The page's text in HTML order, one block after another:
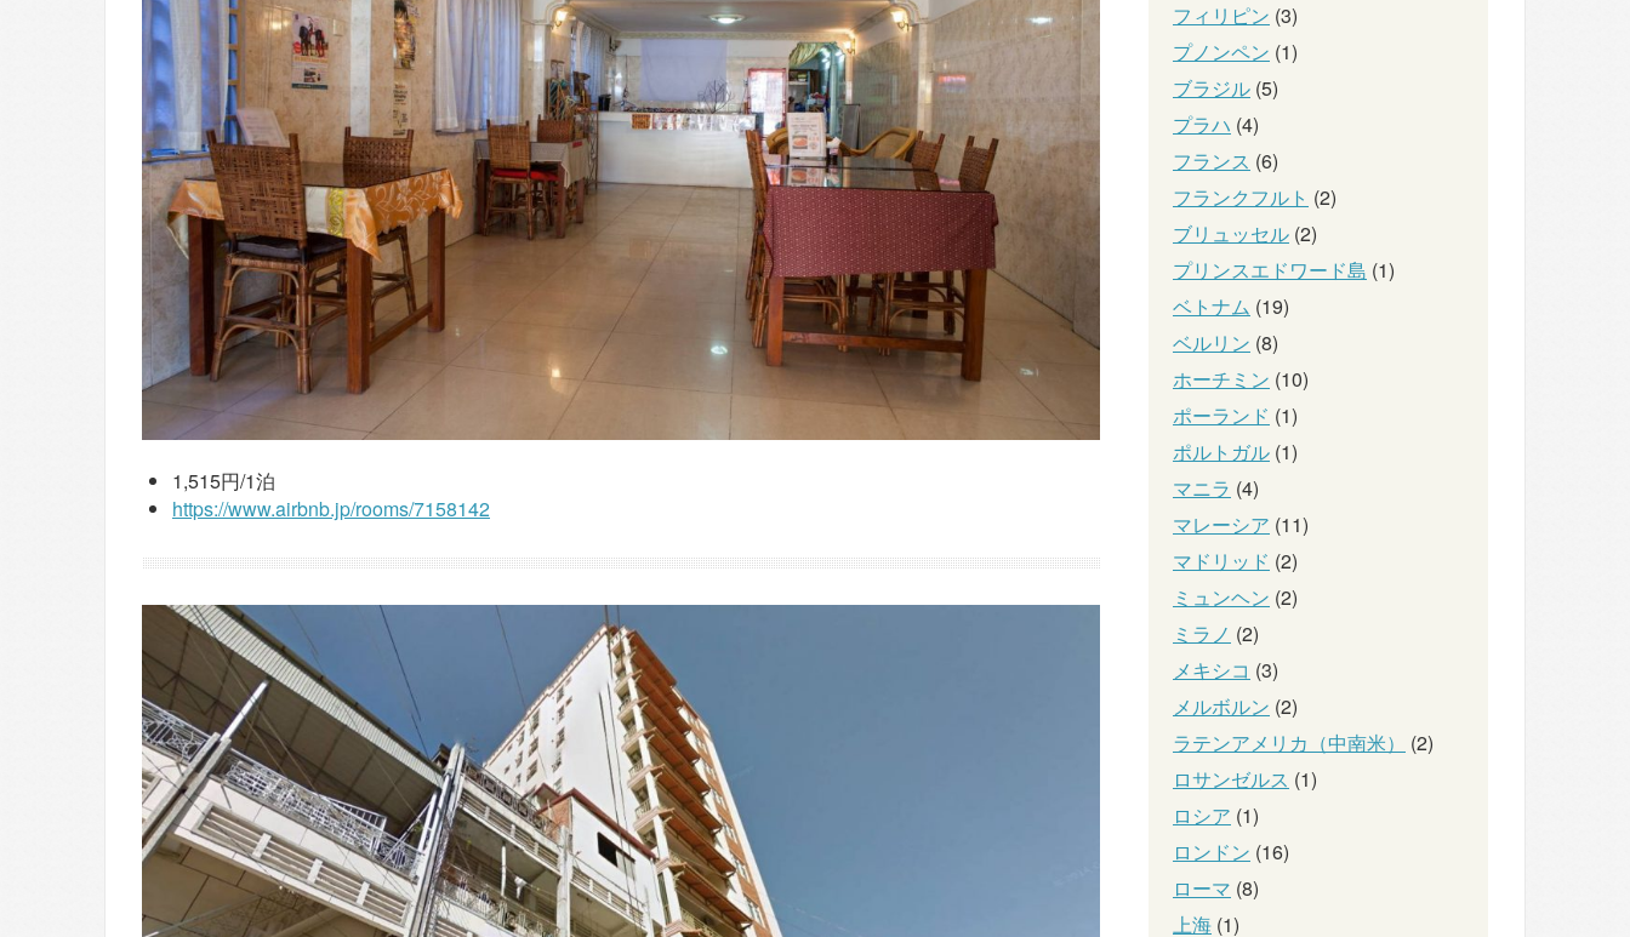
1,515円/1泊
https://www.airbnb.jp/rooms/7158142
フィリピン (3)
プノンペン (1)
ブラジル (5)
プラハ (4)
フランス (6)
フランクフルト (2)
ブリュッセル (2)
プリンスエドワード島 (1)
ベトナム (19)
ベルリン (8)
ホーチミン (10)
ポーランド (1)
ポルトガル (1)
マニラ (4)
マレーシア (11)
マドリッド (2)
ミュンヘン (2)
ミラノ (2)
メキシコ (3)
メルボルン (2)
ラテンアメリカ（中南米）
(2)
ロサンゼルス (1)
ロシア (1)
ロンドン (16)
ローマ (8)
上海 (1)